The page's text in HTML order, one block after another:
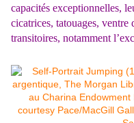
capacités exceptionnelles,
cicatrices, tatouages, ventre
transitoires, notamment